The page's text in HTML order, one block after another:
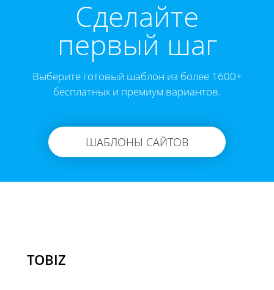
Cделайте
первый шаг
Выберите готовый шаблон из более 1600+
бесплатных и премиум вариантов.
ШАБЛОНЫ САЙТОВ
TOBIZ